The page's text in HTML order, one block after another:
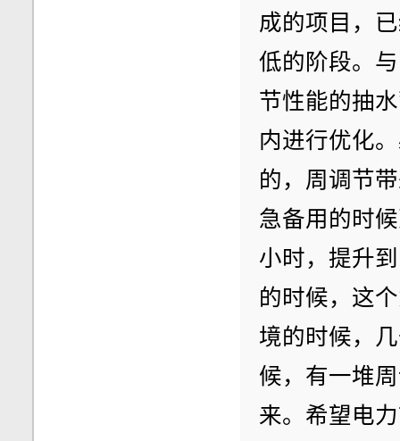
成的项目，
低的阶段。
节性能的抽
内进行优化
的，周调节
急备用的时
小时，提升
的时候，这
境的时候，
候，有一堆
来。希望电